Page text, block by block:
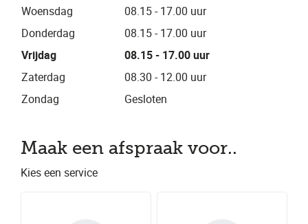
Maak een afspraak voor..
Kies een service
Woensdag
08.15 - 17.00 uur
Donderdag
08.15 - 17.00 uur
Vrijdag
08.15 - 17.00 uur
Zaterdag
08.30 - 12.00 uur
Zondag
Gesloten